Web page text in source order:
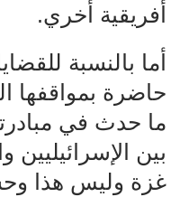
أفريقية أخري.
أما بالنسبة
حاضرة بمواقفها
ما حدث في
بين
غزة وليس هذا